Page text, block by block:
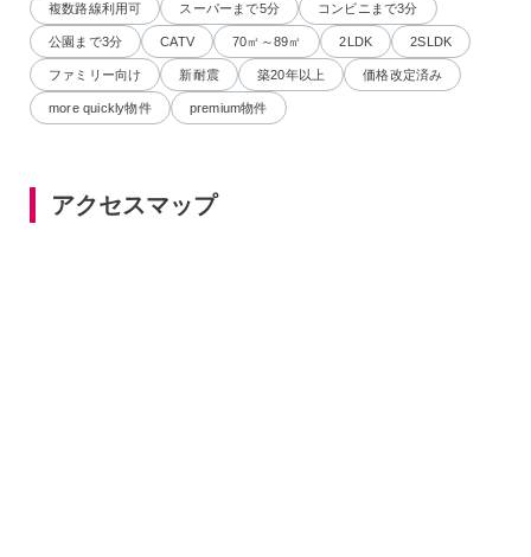
複数路線利用可 スーパーまで5分 コンビニまで3分
公園まで3分 CATV 70㎡～89㎡ 2LDK 2SLDK
ファミリー向け 新耐震 築20年以上 価格改定済み
more quickly物件 premium物件
アクセスマップ